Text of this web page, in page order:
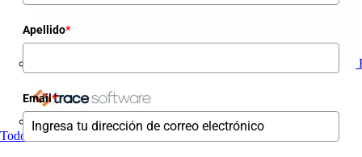
Trace Software
Todos los socios
Apellido*
Email*